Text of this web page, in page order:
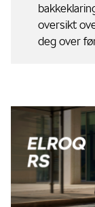
oversikt
deg over